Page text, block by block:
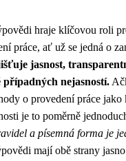
hraje klíčovou roli
práce, ať už se jedná o
jasnost,
nejasností.
o provedení práce
je to poměrně
a písemná forma je
mají obě strany